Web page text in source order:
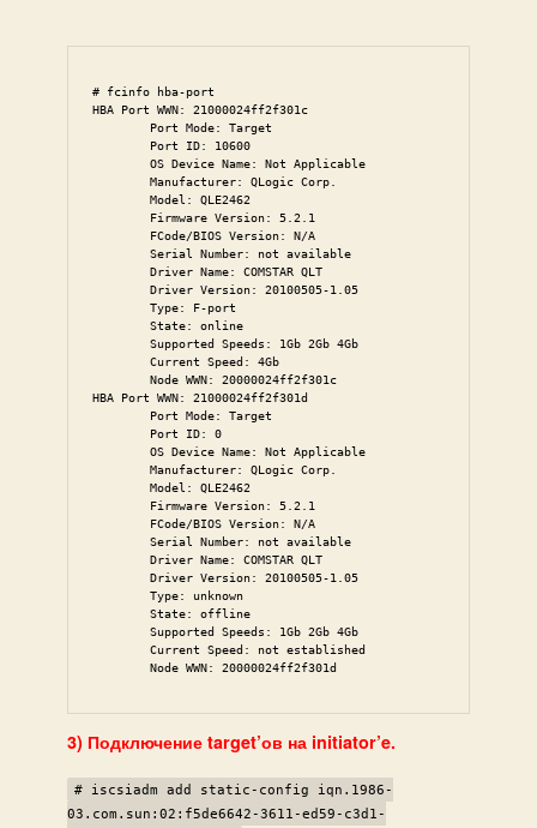
# fcinfo hba-port
HBA Port WWN: 21000024ff2f301c
        Port Mode: Target
        Port ID: 10600
        OS Device Name: Not Applicable
        Manufacturer: QLogic Corp.
        Model: QLE2462
        Firmware Version: 5.2.1
        FCode/BIOS Version: N/A
        Serial Number: not available
        Driver Name: COMSTAR QLT
        Driver Version: 20100505-1.05
        Type: F-port
        State: online
        Supported Speeds: 1Gb 2Gb 4Gb
        Current Speed: 4Gb
        Node WWN: 20000024ff2f301c
HBA Port WWN: 21000024ff2f301d
        Port Mode: Target
        Port ID: 0
        OS Device Name: Not Applicable
        Manufacturer: QLogic Corp.
        Model: QLE2462
        Firmware Version: 5.2.1
        FCode/BIOS Version: N/A
        Serial Number: not available
        Driver Name: COMSTAR QLT
        Driver Version: 20100505-1.05
        Type: unknown
        State: offline
        Supported Speeds: 1Gb 2Gb 4Gb
        Current Speed: not established
        Node WWN: 20000024ff2f301d
3) Подключение target’ов на initiator’e.
# iscsiadm add static-config iqn.1986-
03.com.sun:02:f5de6642-3611-ed59-c3d1-